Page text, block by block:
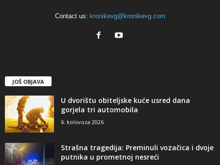
Contact us: kronikevg@kronikevg.com
JOŠ OBJAVA
U dvorištu obiteljske kuće usred dana
gorjela tri automobila
6. kolovoza 2026
Strašna tragedija: Preminuli vozačica i dvoje
putnika u prometnoj nesreći